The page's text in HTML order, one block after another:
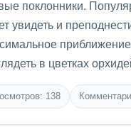
поклонники.
увидеть и
в цветках
138